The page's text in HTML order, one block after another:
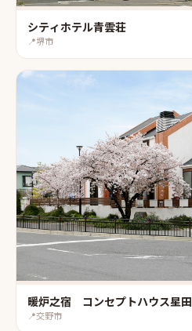
シティホテル青雲荘
📍堺市
暖炉之宿 コンセプトハウス星田
📍交野市